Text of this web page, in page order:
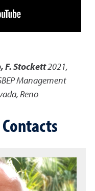
F. Stockett2021,
Management
Reno